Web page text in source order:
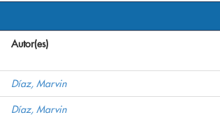
Autor(es)
Díaz, Marvin
Díaz, Marvin